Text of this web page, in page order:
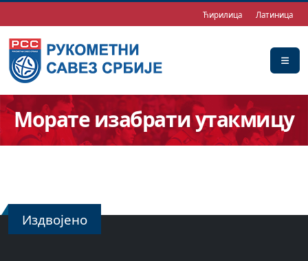
Ћирилица Латиница
Морате изабрати утакмицу
Издвојено